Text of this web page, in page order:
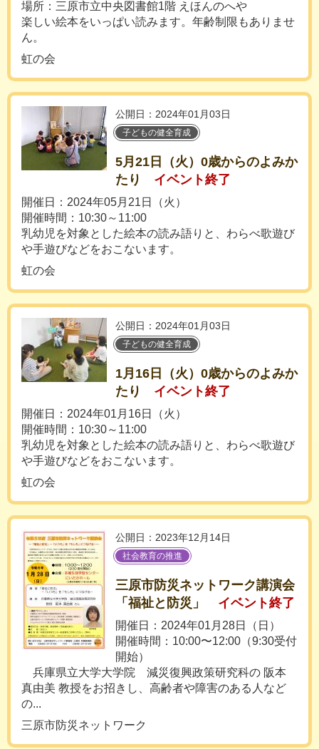
場所：三原市立中央図書館1階 えほんのへや
楽しい絵本をいっぱい読みます。年齢制限もありませ
ん。
虹の会
公開日：2024年01月03日
子どもの健全育成
5月21日（火）0歳からのよみか
たり
イベント終了
開催日：2024年05月21日（火）
開催時間：10:30～11:00
乳幼児を対象とした絵本の読み語りと、わらべ歌遊び
や手遊びなどをおこないます。
虹の会
公開日：2024年01月03日
子どもの健全育成
1月16日（火）0歳からのよみか
たり
イベント終了
開催日：2024年01月16日（火）
開催時間：10:30～11:00
乳幼児を対象とした絵本の読み語りと、わらべ歌遊び
や手遊びなどをおこないます。
虹の会
公開日：2023年12月14日
社会教育の推進
三原市防災ネットワーク講演会
「福祉と防災」
イベント終了
開催日：2024年01月28日（日）
開催時間：10:00〜12:00（9:30受付
開始）
兵庫県立大学大学院 減災復興政策研究科の 阪本
真由美 教授をお招きし、高齢者や障害のある人など
の...
三原市防災ネットワーク